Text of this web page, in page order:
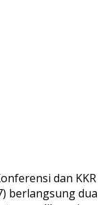
dan KKR
berlangsung dua